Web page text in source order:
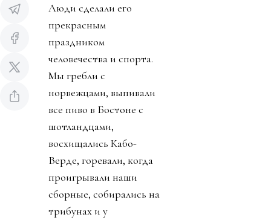
Люди сделали его
прекрасным
праздником
человечества и спорта.
Мы гребли с
норвежцами, выпивали
все пиво в Бостоне с
шотландцами,
восхищались Кабо-
Верде, горевали, когда
проигрывали наши
сборные, собирались на
трибунах и у